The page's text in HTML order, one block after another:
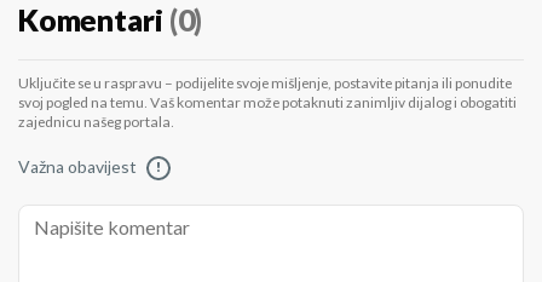
Komentari (0)
Uključite se u raspravu – podijelite svoje mišljenje, postavite pitanja ili ponudite
svoj pogled na temu. Vaš komentar može potaknuti zanimljiv dijalog i obogatiti
zajednicu našeg portala.
Važna obavijest !